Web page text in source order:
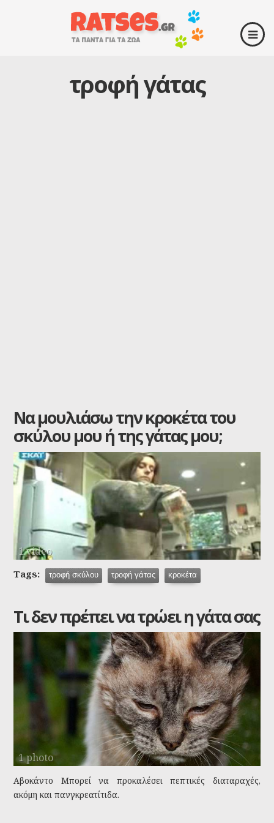
τροφή γάτας
Να μουλιάσω την κροκέτα του
σκύλου μου ή της γάτας μου;
1 video
Tags: τροφή σκύλου τροφή γάτας κροκέτα
Τι δεν πρέπει να τρώει η γάτα σας
1 photo
Αβοκάντο Μπορεί να προκαλέσει πεπτικές διαταραχές,
ακόμη και πανγκρεατίτιδα.